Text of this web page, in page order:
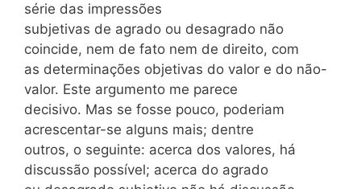
série das impressões
subjetivas de agrado ou desagrado não
coincide, nem de fato nem de direito, com
as determinações objetivas do valor e do não-
valor. Este argumento me parece
decisivo. Mas se fosse pouco, poderiam
acrescentar-se alguns mais; dentre
outros, o seguinte: acerca dos valores, há
discussão possível; acerca do agrado